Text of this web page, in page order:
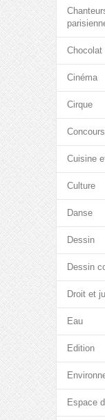
Chocolat
Cinéma
Cirque
Concours
Cuisine
Culture
Danse
Dessin
Dessin
Droit et
Eau
Edition
Espace